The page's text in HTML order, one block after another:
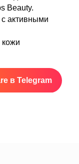
Beauty.
активными
кожи
в Telegram